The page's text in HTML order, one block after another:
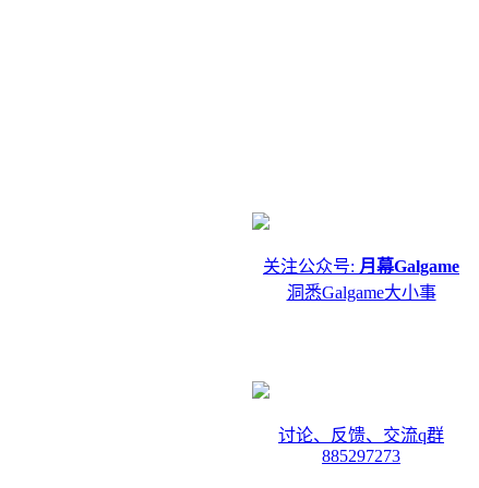
关注公众号: 月幕Galgame
洞悉Galgame大小事
讨论、反馈、交流q群
885297273